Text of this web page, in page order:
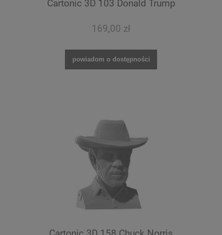
Cartonic 3D 103 Donald Trump
169,00 zł
powiadom o dostępności